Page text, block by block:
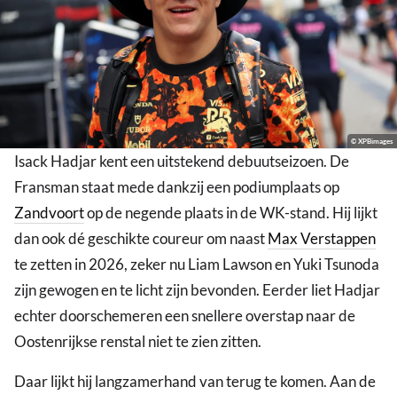
© XPBimages
Isack Hadjar kent een uitstekend debuutseizoen. De
Fransman staat mede dankzij een podiumplaats op
Zandvoortop de negende plaats in de WK-stand. Hij lijkt
dan ook dé geschikte coureur om naastMax Verstappen
te zetten in 2026, zeker nu Liam Lawson en Yuki Tsunoda
zijn gewogen en te licht zijn bevonden. Eerder liet Hadjar
echter doorschemeren een snellere overstap naar de
Oostenrijkse renstal niet te zien zitten.
Daar lijkt hij langzamerhand van terug te komen. Aan de